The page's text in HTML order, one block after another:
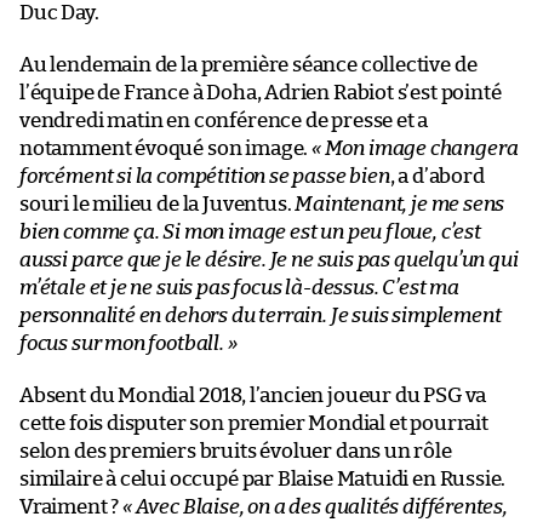
Duc Day.
Au lendemain de la première séance collective de
l’équipe de France à Doha, Adrien Rabiot s’est pointé
vendredi matin en conférence de presse et a
notamment évoqué son image. « Mon image changera
forcément si la compétition se passe bien, a d’abord
souri le milieu de la Juventus. Maintenant, je me sens
bien comme ça. Si mon image est un peu floue, c’est
aussi parce que je le désire. Je ne suis pas quelqu’un qui
m’étale et je ne suis pas focus là-dessus. C’est ma
personnalité en dehors du terrain. Je suis simplement
focus sur mon football. »
Absent du Mondial 2018, l’ancien joueur du PSG va
cette fois disputer son premier Mondial et pourrait
selon des premiers bruits évoluer dans un rôle
similaire à celui occupé par Blaise Matuidi en Russie.
Vraiment ?« Avec Blaise, on a des qualités différentes,